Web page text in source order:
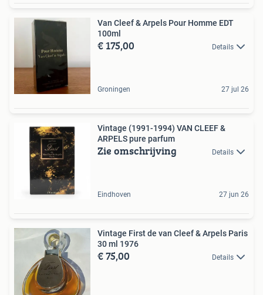
Van Cleef & Arpels Pour Homme EDT
100ml
€ 175,00 Details
Groningen 27 jul 26
Vintage (1991-1994) VAN CLEEF &
ARPELS pure parfum
Zie omschrijving Details
Eindhoven 27 jun 26
Vintage First de van Cleef & Arpels Paris
30 ml 1976
€ 75,00 Details